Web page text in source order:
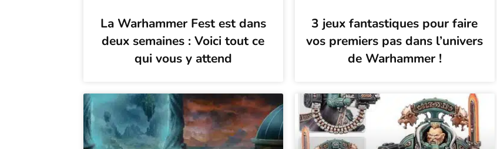
La Warhammer Fest est dans
deux semaines : Voici tout ce
qui vous y attend
3 jeux fantastiques pour faire
vos premiers pas dans l’univers
de Warhammer !
Necromunda